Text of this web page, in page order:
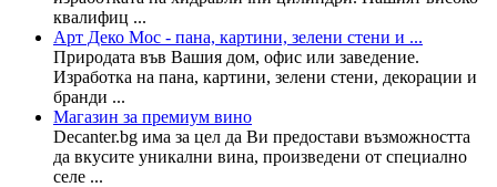
квалифиц ...
Арт Деко Мос - пана, картини, зелени стени и ...
Природата във Вашия дом, офис или заведение.
Изработка на пана, картини, зелени стени, декорации и
бранди ...
Магазин за премиум вино
Decanter.bg има за цел да Ви предостави възможността
да вкусите уникални вина, произведени от специално
селе ...